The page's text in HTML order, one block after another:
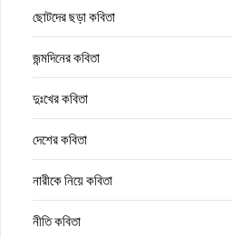
ছোটদের ছড়া কবিতা
জন্মদিনের কবিতা
দুঃখের কবিতা
দেশের কবিতা
নারীকে নিয়ে কবিতা
নীতি কবিতা